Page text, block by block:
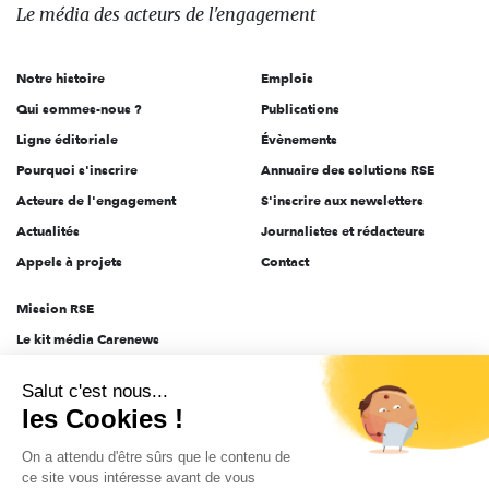
des
l'engagement
Le média des acteurs de l'engagement
Notre histoire
Qui sommes-nous ?
Ligne éditoriale
Pourquoi s'inscrire
Acteurs de l'engagement
Actualités
Appels à projets
Emplois
Publications
Évènements
Annuaire des solutions RSE
S'inscrire aux newsletters
Journalistes et rédacteurs
Contact
Mission RSE
Le kit média Carenews
AEF info
Novethic
PRODURABLE
Salut c'est nous...
les Cookies !
On a attendu d'être sûrs que le contenu de
ce site vous intéresse avant de vous